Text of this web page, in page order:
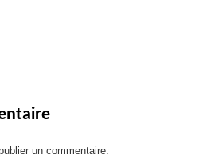
un commentaire.